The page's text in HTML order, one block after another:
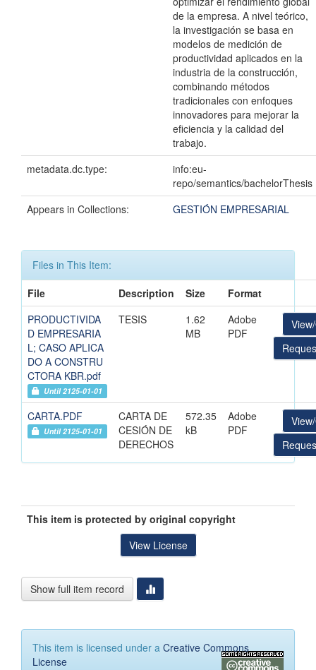
de la empresa. A nivel teórico,
la investigación se basa en
modelos de medición de
productividad aplicados en la
industria de la construcción,
combinando métodos
tradicionales con enfoques
innovadores para mejorar la
eficiencia y la calidad del
trabajo.
metadata.dc.type:
info:eu-
repo/semantics/bachelorThesis
Appears in Collections:
GESTIÓN EMPRESARIAL
Files in This Item:
File
Description Size
Format
PRODUCTIVIDA
D EMPRESARIA
L; CASO APLICA
DO A CONSTRU
CTORA KBR.pdf
Until 2125-01-01
TESIS
1.62
MB
Adobe
PDF
CARTA.PDF
Until 2125-01-01
CARTA DE
CESIÓN DE
DERECHOS
572.35
kB
Adobe
PDF
This item is protected by original copyright
View License
Show full item record
This item is licensed under a Creative Commons
License